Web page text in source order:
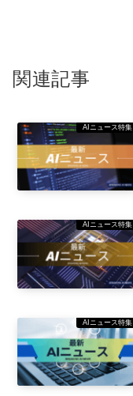
関連記事
AIニュース特集
AIニュース特集
AIニュース特集